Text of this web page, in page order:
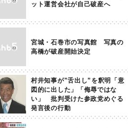
ット運営会社が自己破産へ
宮城・石巻市の写真館 写真の
高橋が破産開始決定
村井知事が”舌出し”を釈明「意
図的に出した」「侮辱ではな
い」 批判受けた参政党めぐる
発言後の行動